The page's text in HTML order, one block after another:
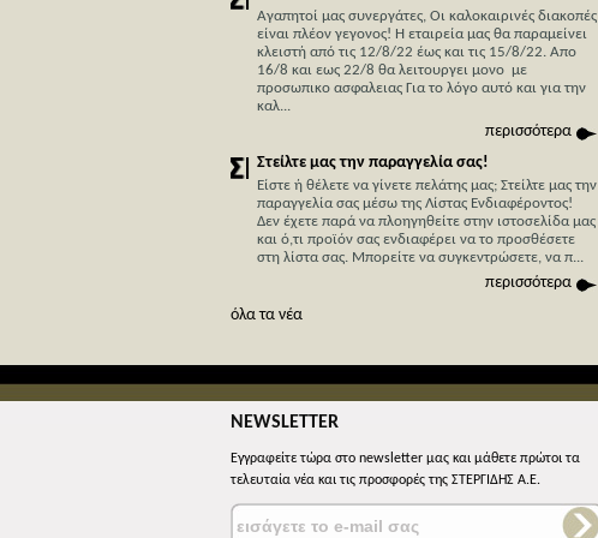
Αγαπητοί μας συνεργάτες, Οι καλοκαιρινές διακοπές
είναι πλέον γεγονος! Η εταιρεία μας θα παραμείνει
κλειστή από τις 12/8/22 έως και τις 15/8/22. Απο
16/8 και εως 22/8 θα λειτουργει μονο με
προσωπικο ασφαλειας Για το λόγο αυτό και για την
καλ...
περισσότερα
Στείλτε μας την παραγγελία σας!
Είστε ή θέλετε να γίνετε πελάτης μας; Στείλτε μας την
παραγγελία σας μέσω της Λίστας Ενδιαφέροντος!
Δεν έχετε παρά να πλοηγηθείτε στην ιστοσελίδα μας
και ό,τι προϊόν σας ενδιαφέρει να το προσθέσετε
στη λίστα σας. Mπορείτε να συγκεντρώσετε, να π...
περισσότερα
όλα τα νέα
NEWSLETTER
Εγγραφείτε τώρα στο newsletter μας και μάθετε πρώτοι τα
τελευταία νέα και τις προσφορές της ΣΤΕΡΓΙΔΗΣ Α.Ε.